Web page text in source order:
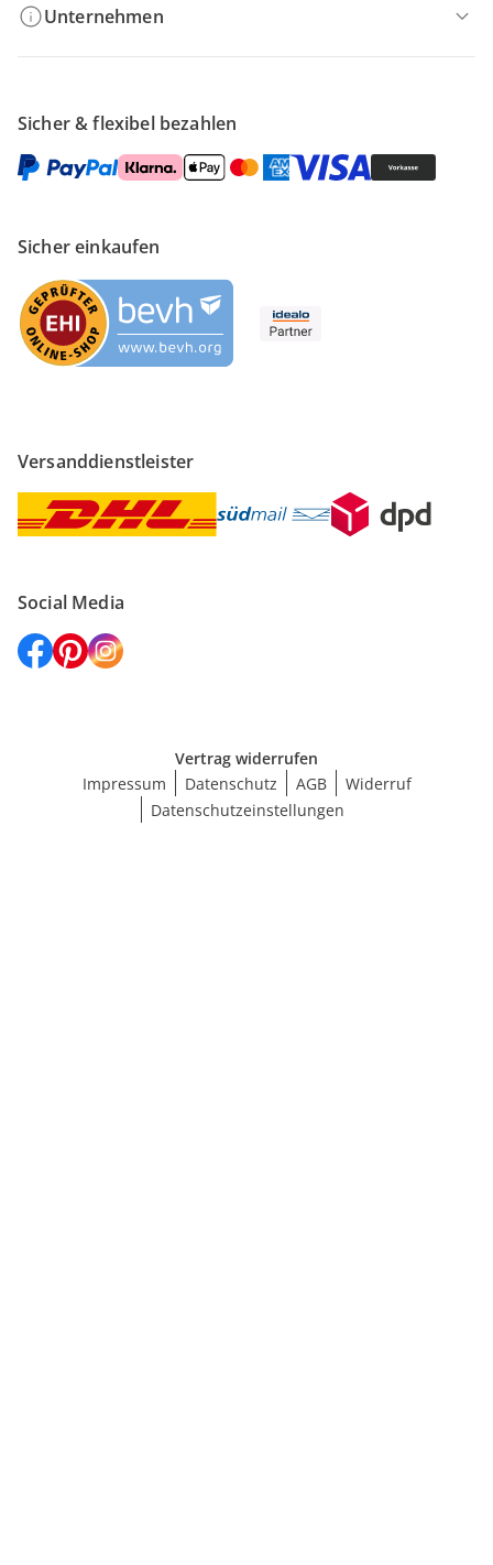
Unternehmen
Sicher & flexibel bezahlen
Sicher einkaufen
Versanddienstleister
Social Media
Vertrag widerrufen
Impressum
Datenschutz AGB
Widerruf
Datenschutzeinstellungen